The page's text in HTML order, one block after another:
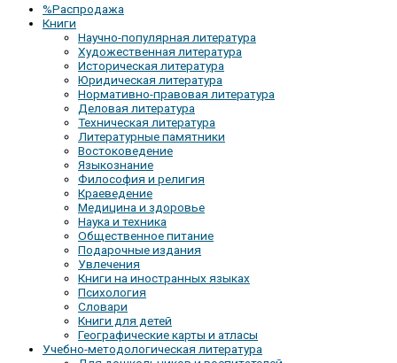
%Распродажа
Книги
Научно-популярная литература
Художественная литература
Историческая литература
Юридическая литература
Нормативно-правовая литература
Деловая литература
Техническая литература
Литературные памятники
Востоковедение
Языкознание
Философия и религия
Краеведение
Медицина и здоровье
Наука и техника
Общественное питание
Подарочные издания
Увлечения
Книги на иностранных языках
Психология
Словари
Книги для детей
Географические карты и атласы
Учебно-методологическая литература